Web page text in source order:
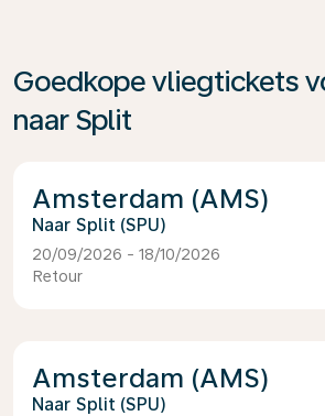
Goedkope vliegtickets
naar Split
Amsterdam (AMS)
Split (SPU)
20/09/2026 - 18/10/2026
Retour
Amsterdam (AMS)
Split (SPU)